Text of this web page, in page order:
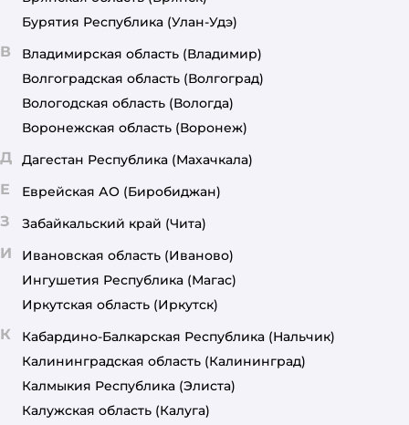
Бурятия Республика (Улан-Удэ)
В Владимирская область (Владимир)
Волгоградская область (Волгоград)
Вологодская область (Вологда)
Воронежская область (Воронеж)
Д Дагестан Республика (Махачкала)
Е Еврейская АО (Биробиджан)
З Забайкальский край (Чита)
И Ивановская область (Иваново)
Ингушетия Республика (Магас)
Иркутская область (Иркутск)
К Кабардино-Балкарская Республика (Нальчик)
Калининградская область (Калининград)
Калмыкия Республика (Элиста)
Калужская область (Калуга)